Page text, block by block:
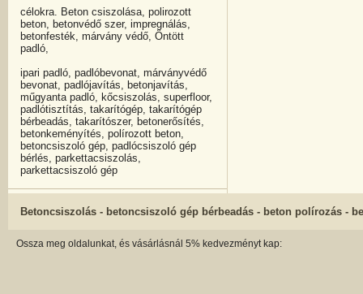
célokra. Beton csiszolása, polirozott
beton, betonvédő szer, impregnálás,
betonfesték, márvány védő, Öntött
padló,
ipari padló, padlóbevonat, márványvédő
bevonat, padlójavítás, betonjavítás,
műgyanta padló, kőcsiszolás, superfloor,
padlótisztítás, takarítógép, takarítógép
bérbeadás, takarítószer, betonerősítés,
betonkeményítés, polírozott beton,
betoncsiszoló gép, padlócsiszoló gép
bérlés, parkettacsiszolás,
parkettacsiszoló gép
Betoncsiszolás - betoncsiszoló gép bérbeadás - beton polírozás -
Ossza meg oldalunkat, és vásárlásnál 5% kedvezményt kap: